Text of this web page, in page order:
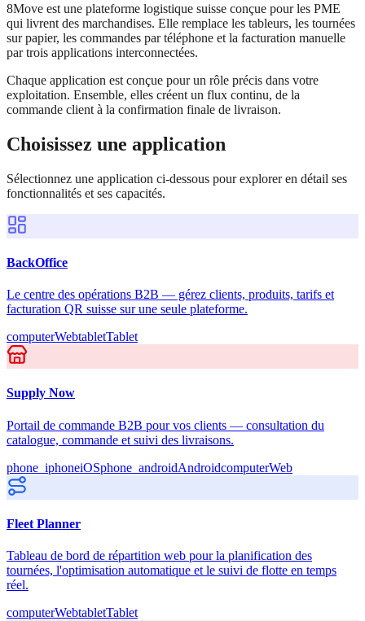
8Move est une plateforme logistique suisse conçue pour les PME
qui livrent des marchandises. Elle remplace les tableurs, les tournées
sur papier, les commandes par téléphone et la facturation manuelle
par trois applications interconnectées.
Chaque application est conçue pour un rôle précis dans votre
exploitation. Ensemble, elles créent un flux continu, de la
commande client à la confirmation finale de livraison.
Choisissez une application
Sélectionnez une application ci-dessous pour explorer en détail ses
fonctionnalités et ses capacités.
BackOffice
Le centre des opérations B2B — gérez clients, produits, tarifs et
facturation QR suisse sur une seule plateforme.
computerWebtabletTablet
Supply Now
Portail de commande B2B pour vos clients — consultation du
catalogue, commande et suivi des livraisons.
phone_iphoneiOSphone_androidAndroidcomputerWeb
Fleet Planner
Tableau de bord de répartition web pour la planification des
tournées, l'optimisation automatique et le suivi de flotte en temps
réel.
computerWebtabletTablet